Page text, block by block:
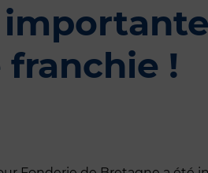
franchie !